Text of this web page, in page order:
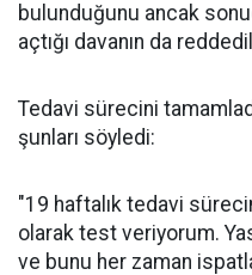
bulunduğunu ancak
açtığı davanın da
Tedavi sürecini
şunları söyledi:
"19 haftalık tedavi
olarak test veriyorum.
ve bunu her zaman